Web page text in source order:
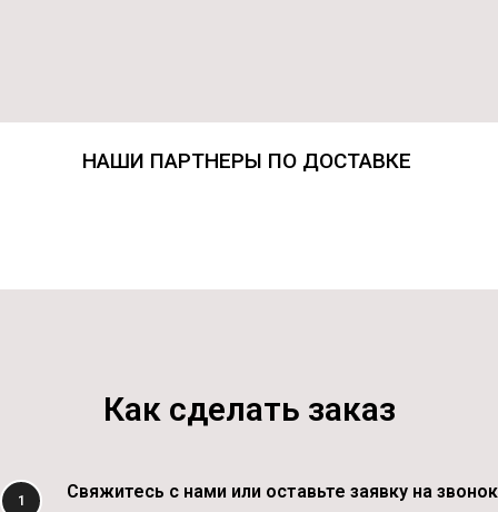
НАШИ ПАРТНЕРЫ ПО ДОСТАВКЕ
Как сделать заказ
1 Свяжитесь с нами или оставьте заявку на звонок